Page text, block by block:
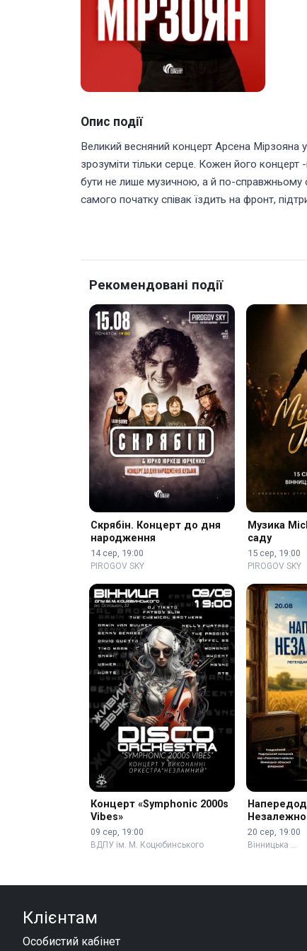
Опис події
Великий весняний концерт Арсена Мірзояна
зрозуміти тільки серце. Кожен його
бути не лише музичною, а й по-справжньому
самого початку співак їздить на фронт,
Рекомендовані події
Скрябін. Концерт до дня
народження
14 сер, 19:00
PIROGOV SKY
Музика
саду
15 сер, 19:00
PIROGOV SKY
Концерт «Symphonic 2000s
Vibes»
09 сер, 19:00
ВДПУ ім. М. Коцюбинського
20 сер, 19:00
Вінницька …
Клієнтам
Особистий кабінет